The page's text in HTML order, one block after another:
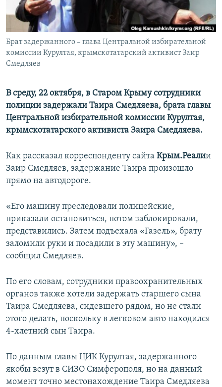
ПОБЕДИТЕЛЕЙ НЕ СУДЯТ?
КРЫМ.НЕПОКОРЕННЫЙ
ELIFBE
УКРАИНСКАЯ ПРОБЛЕМА КРЫМА
ПРИСОЕДИНЯЙТЕСЬ!
Брат задержанного – глава Центральной избирательной
комиссии Курултая, крымскотатарский активист Заир
Смедляев
В среду, 22 октября, в Старом Крыму сотрудники
полиции задержали Таира Смедляева, брата главы
Центральной избирательной комиссии Курултая,
крымскотатарского активиста Заира Смедляева.
Как рассказал корреспонденту сайта Крым.Реалии
Заир Смедляев, задержание Таира произошло
прямо на автодороге.
«Его машину преследовали полицейские,
приказали остановиться, потом заблокировали,
представились. Затем подъехала «Газель», брату
заломили руки и посадили в эту машину», –
сообщил Смедляев.
По его словам, сотрудники правоохранительных
органов также хотели задержать старшего сына
Таира Смедляева, сидевшего рядом, но не стали
этого делать, поскольку в легковом авто находился
4-хлетний сын Таира.
По данным главы ЦИК Курултая, задержанного
якобы везут в СИЗО Симферополя, но на данный
момент точно местонахождение Таира Смедляева